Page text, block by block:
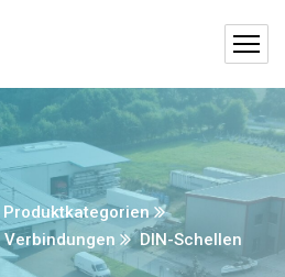
Produktkategorien
DIN-Schellen